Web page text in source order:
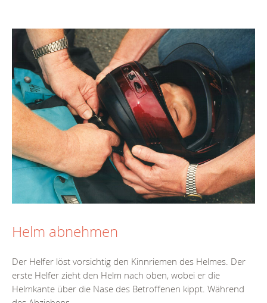
Helm abnehmen
Der Helfer löst vorsichtig den Kinnriemen des Helmes. Der
erste Helfer zieht den Helm nach oben, wobei er die
Helmkante über die Nase des Betroffenen kippt. Während